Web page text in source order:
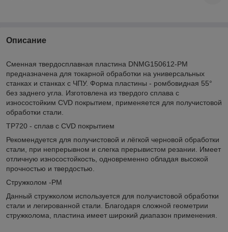
Описание
Сменная твердосплавная пластина DNMG150612-PM
предназначена для токарной обработки на универсальных
станках и станках с ЧПУ. Форма пластины - ромбовидная 55°
без заднего угла. Изготовлена из твердого сплава с
износостойким CVD покрытием, применяется для получистовой
обработки стали.
TP720 - сплав с CVD покрытием
Рекомендуется для получистовой и лёгкой черновой обработки
стали, при непрерывном и слегка прерывистом резании. Имеет
отличную износостойкость, одновременно обладая высокой
прочностью и твердостью.
Стружколом -PM
Данный стружколом используется для получистовой обработки
стали и легированной стали. Благодаря сложной геометрии
стружколома, пластина имеет широкий диапазон применения.